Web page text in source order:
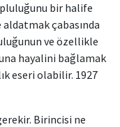
bir halife
çabasında
ve özellikle
hayalini bağlamak
eseri olabilir. 1927
Birincisi ne